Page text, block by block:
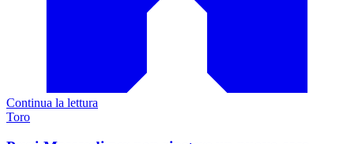
Continua la lettura
Toro